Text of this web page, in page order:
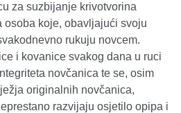
za suzbijanje krivotvorina
osoba koje, obavljajući svoju
rukuju novcem.
i kovanice svakog dana u ruci
novčanica te se, osim
originalnih novčanica,
razvijaju osjetilo opipa i